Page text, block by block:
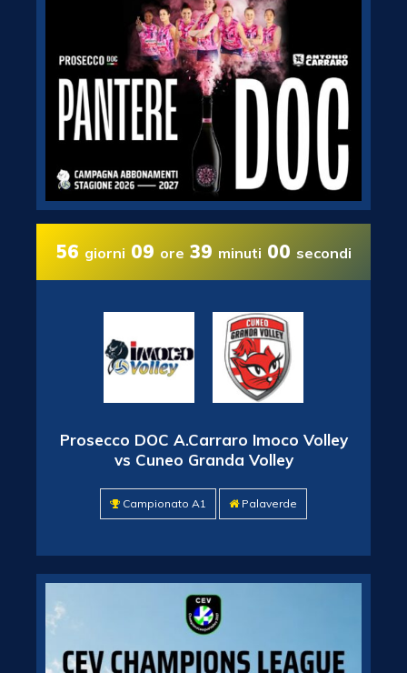
56 giorni 09 ore 38 minuti 59 secondi
Prosecco DOC A.Carraro Imoco Volley
vs Cuneo Granda Volley
Campionato A1 Palaverde